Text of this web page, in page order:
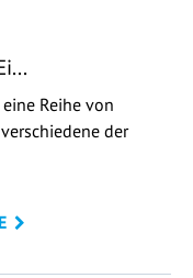
Reihe von
der